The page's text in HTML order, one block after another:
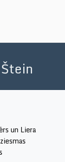
un Liera